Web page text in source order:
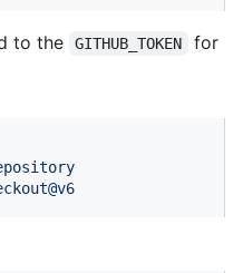
to the GITHUB_TOKEN
for